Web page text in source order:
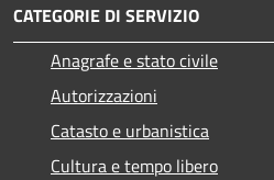
CATEGORIE DI SERVIZIO
Anagrafe e stato civile
Autorizzazioni
Catasto e urbanistica
Cultura e tempo libero